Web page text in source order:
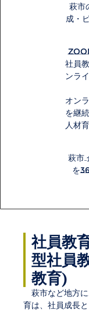
萩市
成・
社員
ンラ
オン
を継
人材
萩市
を
社員教
型社員
教育)
萩市など地方
育は、社員成長